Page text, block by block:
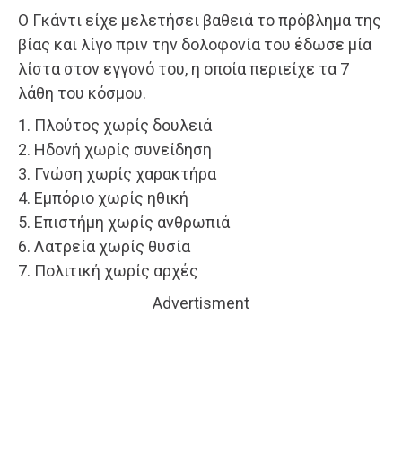
Ο Γκάντι είχε μελετήσει βαθειά το πρόβλημα της
βίας και λίγο πριν την δολοφονία του έδωσε μία
λίστα στον εγγονό του, η οποία περιείχε τα 7
λάθη του κόσμου.
1. Πλούτος χωρίς δουλειά
2. Ηδονή χωρίς συνείδηση
3. Γνώση χωρίς χαρακτήρα
4. Εμπόριο χωρίς ηθική
5. Επιστήμη χωρίς ανθρωπιά
6. Λατρεία χωρίς θυσία
7. Πολιτική χωρίς αρχές
Advertisment